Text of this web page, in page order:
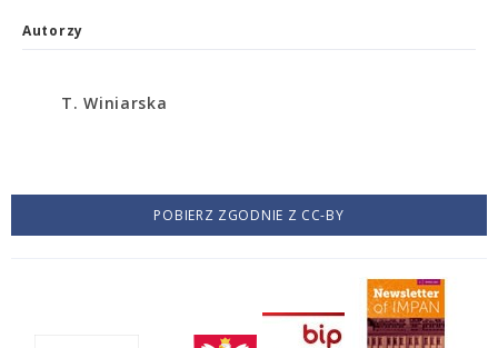
Autorzy
T. Winiarska
POBIERZ ZGODNIE Z CC-BY